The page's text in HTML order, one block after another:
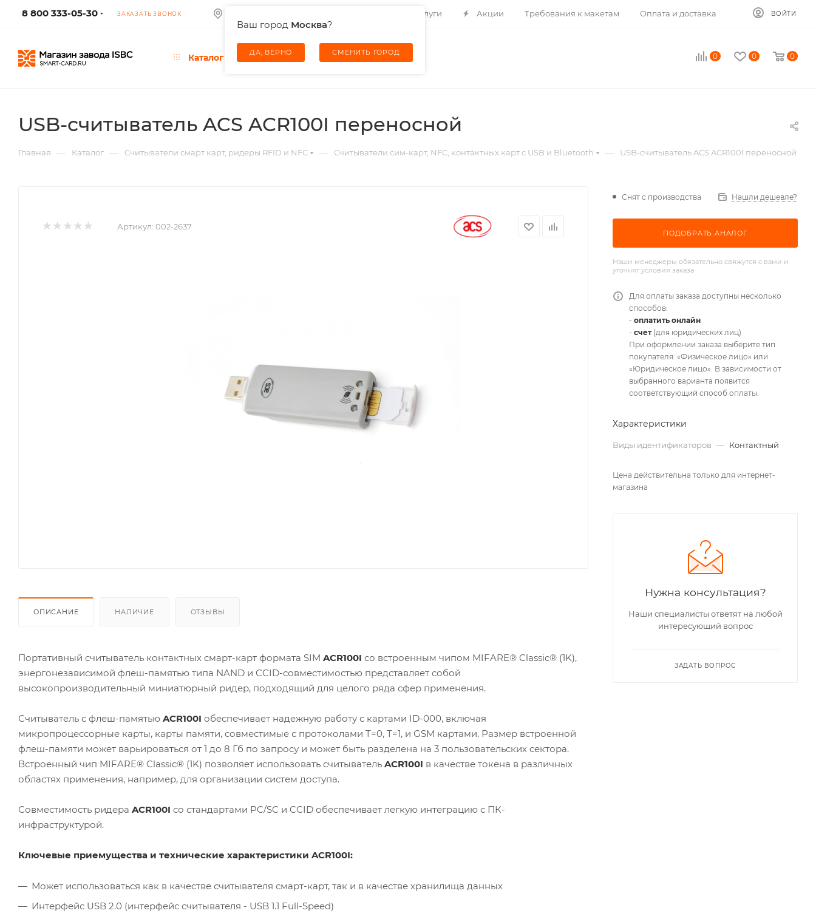
8 800 333-05-30 ЗАКАЗАТЬ ЗВОНОК
Ваш город Москва?
ДА, ВЕРНО СМЕНИТЬ ГОРОД
Услуги Акции Требования к макетам Оплата и доставка ВОЙТИ
Каталог 0 0 0
USB-считыватель ACS ACR100I переносной
Главная — Каталог — Считыватели смарт карт, ридеры RFID и NFC — Считыватели сим-карт, NFC, контактных карт c USB и Bluetooth — USB-считыватель ACS ACR100I переносной
Артикул: 002-2637
ОПИСАНИЕ НАЛИЧИЕ ОТЗЫВЫ
Портативный считыватель контактных смарт-карт формата SIM ACR100I со встроенным чипом MIFARE® Classic® (1K),
энергонезависимой флеш-памятью типа NAND и CCID-совместимостью представляет собой
высокопроизводительный миниатюрный ридер, подходящий для целого ряда сфер применения.
Считыватель с флеш-памятью ACR100I обеспечивает надежную работу с картами ID-000, включая
микропроцессорные карты, карты памяти, совместимые с протоколами T=0, T=1, и GSM картами. Размер встроенной
флеш-памяти может варьироваться от 1 до 8 Гб по запросу и может быть разделена на 3 пользовательских сектора.
Встроенный чип MIFARE® Classic® (1K) позволяет использовать считыватель ACR100I в качестве токена в различных
областях применения, например, для организации систем доступа.
Совместимость ридера ACR100I со стандартами PC/SC и CCID обеспечивает легкую интеграцию с ПК-
инфраструктурой.
Ключевые приемущества и технические характеристики ACR100I:
Может использоваться как в качестве считывателя смарт-карт, так и в качестве хранилища данных
Интерфейс USB 2.0 (интерфейс считывателя - USB 1.1 Full-Speed)
Снят с производства Нашли дешевле?
ПОДОБРАТЬ АНАЛОГ
Наши менеджеры обязательно свяжутся с вами и
уточнят условия заказа
Для оплаты заказа доступны несколько
способов:
- оплатить онлайн
- счет(для юридических лиц)
При оформлении заказа выберите тип
покупателя: «Физическое лицо» или
«Юридическое лицо». В зависимости от
выбранного варианта появится
соответствующий способ оплаты.
Характеристики
Виды идентификаторов — Контактный
Цена действительна только для интернет-
магазина
Нужна консультация?
Наши специалисты ответят на любой
интересующий вопрос
ЗАДАТЬ ВОПРОС